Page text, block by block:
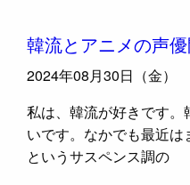
韓流とアニメの声
2024年08月30日（金）
私は、韓流が好きです
いです。なかでも最近
というサスペンス調の